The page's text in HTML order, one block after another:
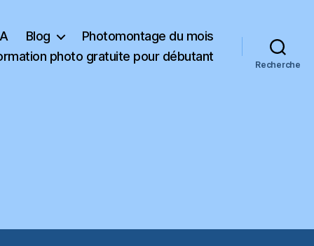
Blog
Photomontage du mois
photo gratuite pour débutant
Recherche